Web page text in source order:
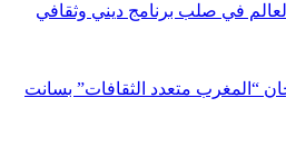
العالم في صلب برنامج ديني وثقافي
“المغرب متعدد الثقافات” بسانت